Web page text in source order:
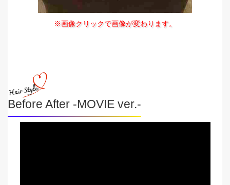
※画像クリックで画像が変わります。
Before After -MOVIE ver.-